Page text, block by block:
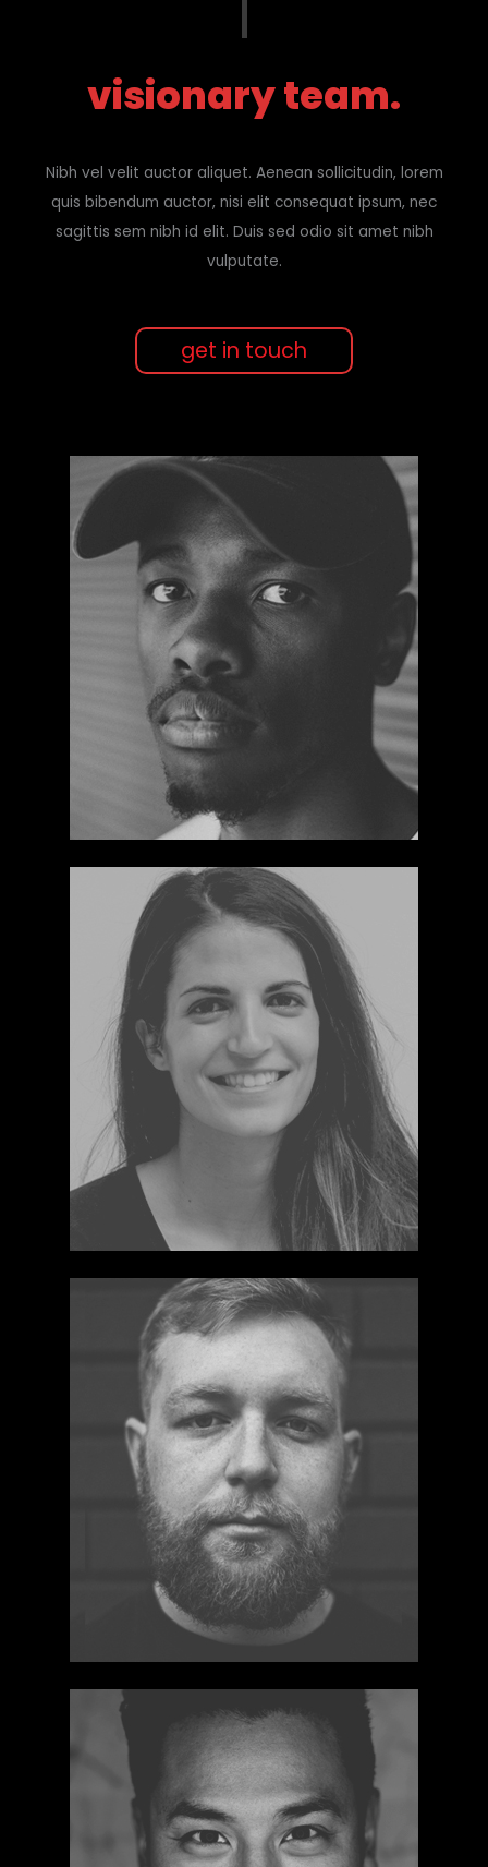
visionary team.
Nibh vel velit auctor aliquet. Aenean sollicitudin, lorem
quis bibendum auctor, nisi elit consequat ipsum, nec
sagittis sem nibh id elit. Duis sed odio sit amet nibh
vulputate.
get in touch